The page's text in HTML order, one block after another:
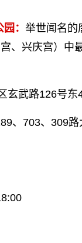
： 举世闻名的
、兴庆宫）中
玄武路126号东
、703、309